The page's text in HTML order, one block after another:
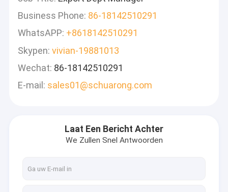
Business Phone: 86-18142510291
WhatsAPP: +8618142510291
Skypen: vivian-19881013
Wechat: 86-18142510291
E-mail: sales01@schuarong.com
Laat Een Bericht Achter
We Zullen Snel Antwoorden